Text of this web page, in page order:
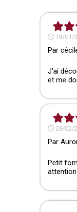
18/01/
Par
J'ai
et me
28/02/
Par
Petit